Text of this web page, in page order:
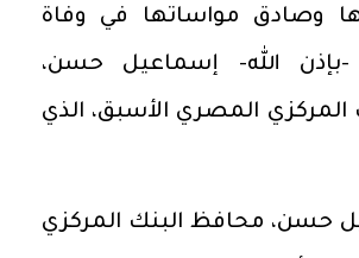
وصادق مواساتها في وفاة
-بإذن الله- إسماعيل حسن،
المصري الأسبق، الذي
حسن، محافظ البنك المركزي